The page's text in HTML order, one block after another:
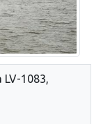
1083,